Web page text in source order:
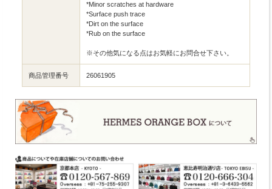
*Minor scratches at hardware
*Surface push trace
*Dirt on the surface
*Rub on the surface
※その他気になる点はお気軽にお問合せ下さい。
商品管理番号 26061905